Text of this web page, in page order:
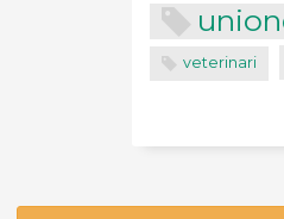
veterinari